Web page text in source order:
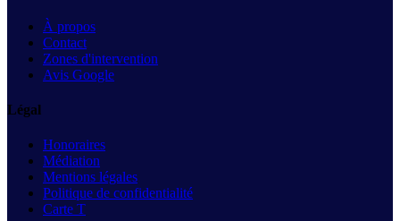
À propos
Contact
Zones d'intervention
Avis Google
Légal
Honoraires
Médiation
Mentions légales
Politique de confidentialité
Carte T